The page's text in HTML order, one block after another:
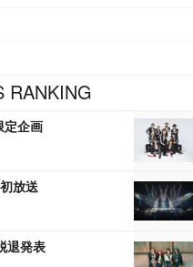
RANKING
定企画
放送
退発表